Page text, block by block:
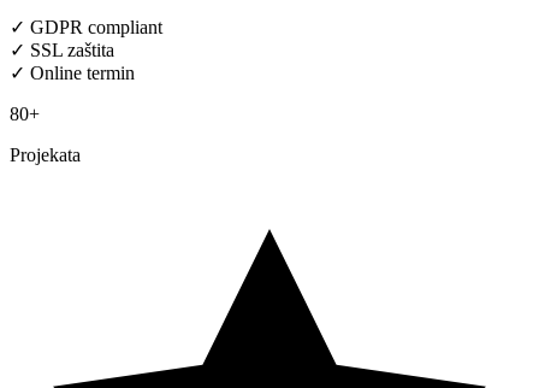
✓ GDPR compliant
✓ SSL zaštita
✓ Online termin
80+
Projekata